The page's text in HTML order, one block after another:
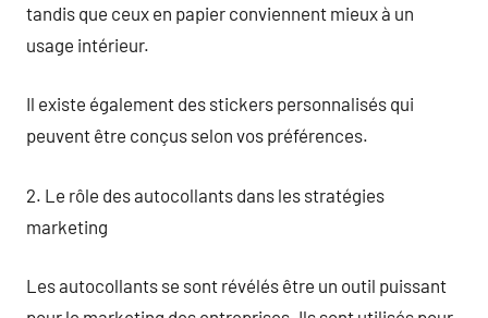
tandis que ceux en papier conviennent mieux à un
usage intérieur.
Il existe également des stickers personnalisés qui
peuvent être conçus selon vos préférences.
2. Le rôle des autocollants dans les stratégies
marketing
Les autocollants se sont révélés être un outil puissant